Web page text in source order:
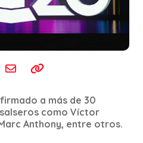
a más de 30
como Víctor
Anthony, entre otros.